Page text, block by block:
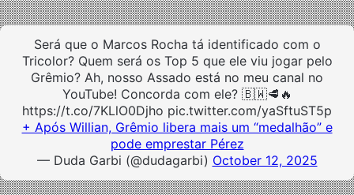
Será que o Marcos Rocha tá identificado com o
Tricolor? Quem será os Top 5 que ele viu jogar pelo
Grêmio? Ah, nosso Assado está no meu canal no
YouTube! Concorda com ele? 🇧🇼🥩🔥
https://t.co/7KLlO0Djho pic.twitter.com/yaSftuST5p
+ Após Willian, Grêmio libera mais um “medalhão” e
pode emprestar Pérez
— Duda Garbi (@dudagarbi) October 12, 2025